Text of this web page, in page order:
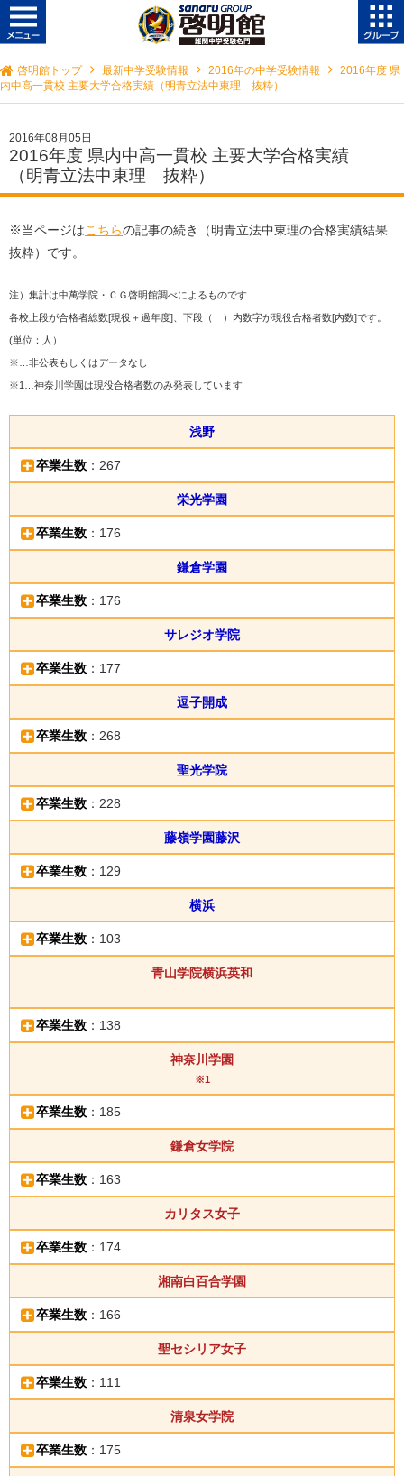
啓明館トップ 最新中学受験情報 2016年の中学受験情報
2016年度 県
内中高一貫校 主要大学合格実績（明青立法中東理 抜粋）
2016年08月05日
2016年度 県内中高一貫校 主要大学合格実績
（明青立法中東理 抜粋）
※当ページはこちらの記事の続き（明青立法中東理の合格実績結果
抜粋）です。
注）集計は中萬学院・ＣＧ啓明館調べによるものです
各校上段が合格者総数[現役＋過年度]、下段（ ）内数字が現役合格者数[内数]です。
(単位：人）
※…非公表もしくはデータなし
※1…神奈川学園は現役合格者数のみ発表しています
浅野
卒業生数 ：267
栄光学園
卒業生数 ：176
鎌倉学園
卒業生数 ：176
サレジオ学院
卒業生数 ：177
逗子開成
卒業生数 ：268
聖光学院
卒業生数 ：228
藤嶺学園藤沢
卒業生数 ：129
横浜
卒業生数 ：103
青山学院横浜英和
卒業生数 ：138
神奈川学園
※1
卒業生数 ：185
鎌倉女学院
卒業生数 ：163
カリタス女子
卒業生数 ：174
湘南白百合学園
卒業生数 ：166
聖セシリア女子
卒業生数 ：111
清泉女学院
卒業生数 ：175